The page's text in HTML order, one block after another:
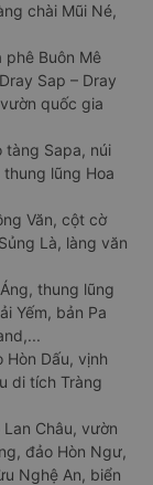
chài Mũi Né,
phê Buôn Mê
Sap – Dray
quốc gia
tàng Sapa, núi
lũng Hoa
Văn, cột cờ
Là, làng văn
thung lũng
Yếm, bản Pa
Hòn Dấu, vịnh
di tích Tràng
Châu, vườn
đảo Hòn Ngư,
Nghệ An, biển